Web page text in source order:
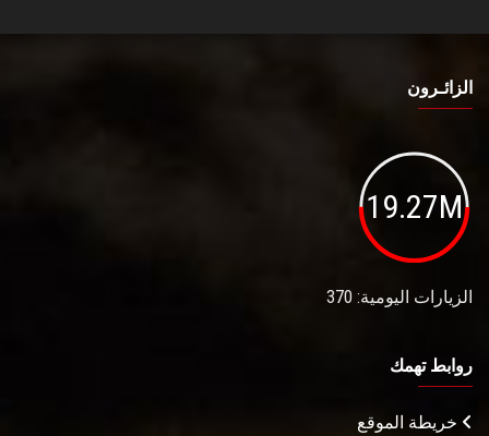
الزائـرون
19.27M
الزيارات اليومية: 370
روابط تهمك
خريطة الموقع